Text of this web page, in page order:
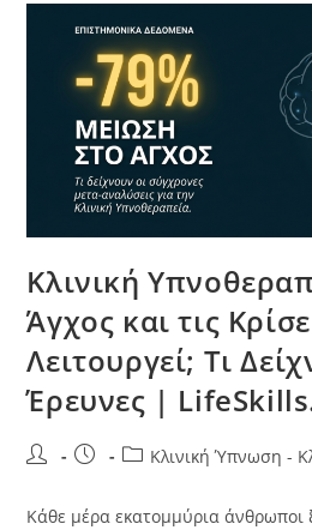
Κλινική
Άγχος και τις
Λειτουργεί; Τι
Έρευνες |
Κλινική Ύπνωση -
Κάθε μέρα εκατομμύρια